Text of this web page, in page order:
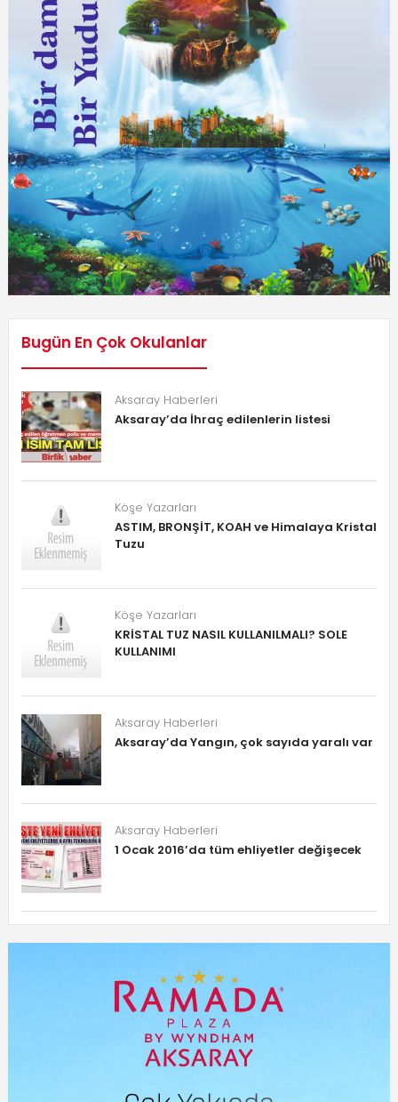
Bugün En Çok Okulanlar
Aksaray Haberleri
Aksaray’da İhraç edilenlerin listesi
Köşe Yazarları
ASTIM, BRONŞİT, KOAH ve Himalaya Kristal
Tuzu
Köşe Yazarları
KRİSTAL TUZ NASIL KULLANILMALI? SOLE
KULLANIMI
Aksaray Haberleri
Aksaray’da Yangın, çok sayıda yaralı var
Aksaray Haberleri
1 Ocak 2016’da tüm ehliyetler değişecek